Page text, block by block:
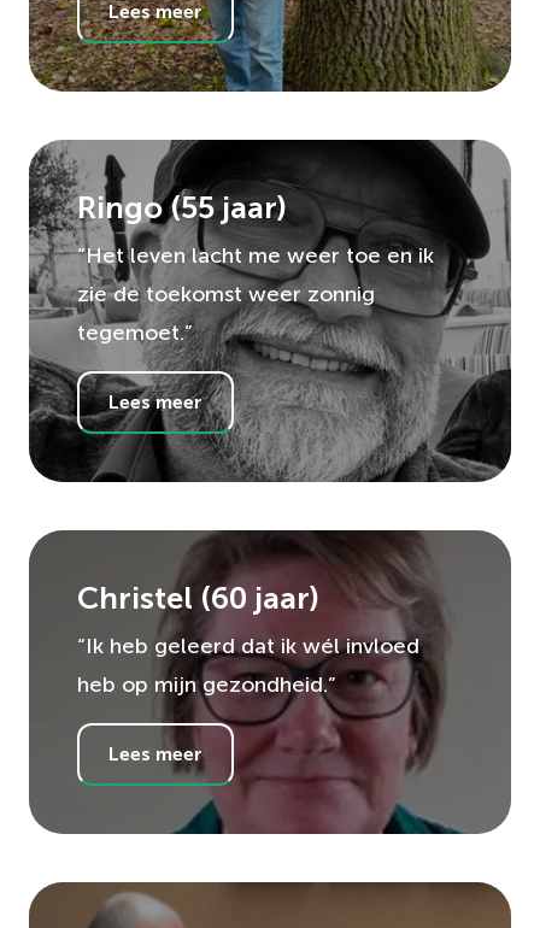
Lees meer
Ringo (55jaar)
“Het leven lacht me weer toe en ik
zie de toekomst weer zonnig
tegemoet.”
Lees meer
Christel (60 jaar)
“Ik heb geleerd dat ik wél invloed
heb op mijn gezondheid.”
Lees meer